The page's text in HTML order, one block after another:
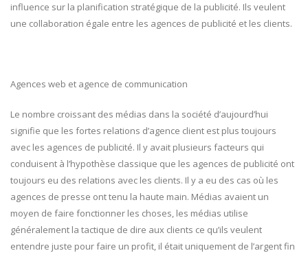
influence sur la planification stratégique de la publicité. Ils veulent
une collaboration égale entre les agences de publicité et les clients.
Agences web et agence de communication
Le nombre croissant des médias dans la société d’aujourd’hui
signifie que les fortes relations d’agence client est plus toujours
avec les agences de publicité. Il y avait plusieurs facteurs qui
conduisent à l’hypothèse classique que les agences de publicité ont
toujours eu des relations avec les clients. Il y a eu des cas où les
agences de presse ont tenu la haute main. Médias avaient un
moyen de faire fonctionner les choses, les médias utilise
généralement la tactique de dire aux clients ce qu’ils veulent
entendre juste pour faire un profit, il était uniquement de l’argent fin